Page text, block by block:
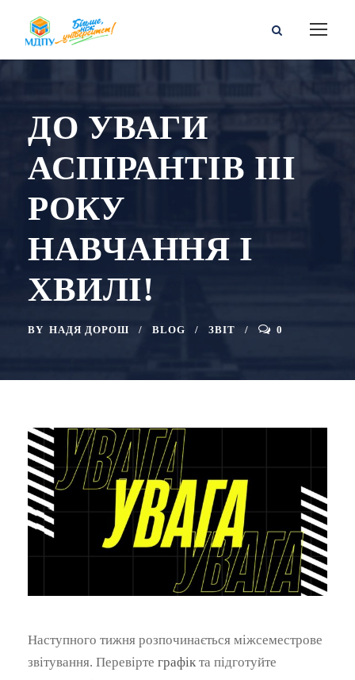
ДО УВАГИ
АСПІРАНТІВ ІІІ
РОКУ
НАВЧАННЯ І
ХВИЛІ!
BY НАДЯ ДОРОШ BLOG ЗВІТ 0
Наступного тижня розпочинається міжсеместрове
звітування. Перевірте графік та підготуйте